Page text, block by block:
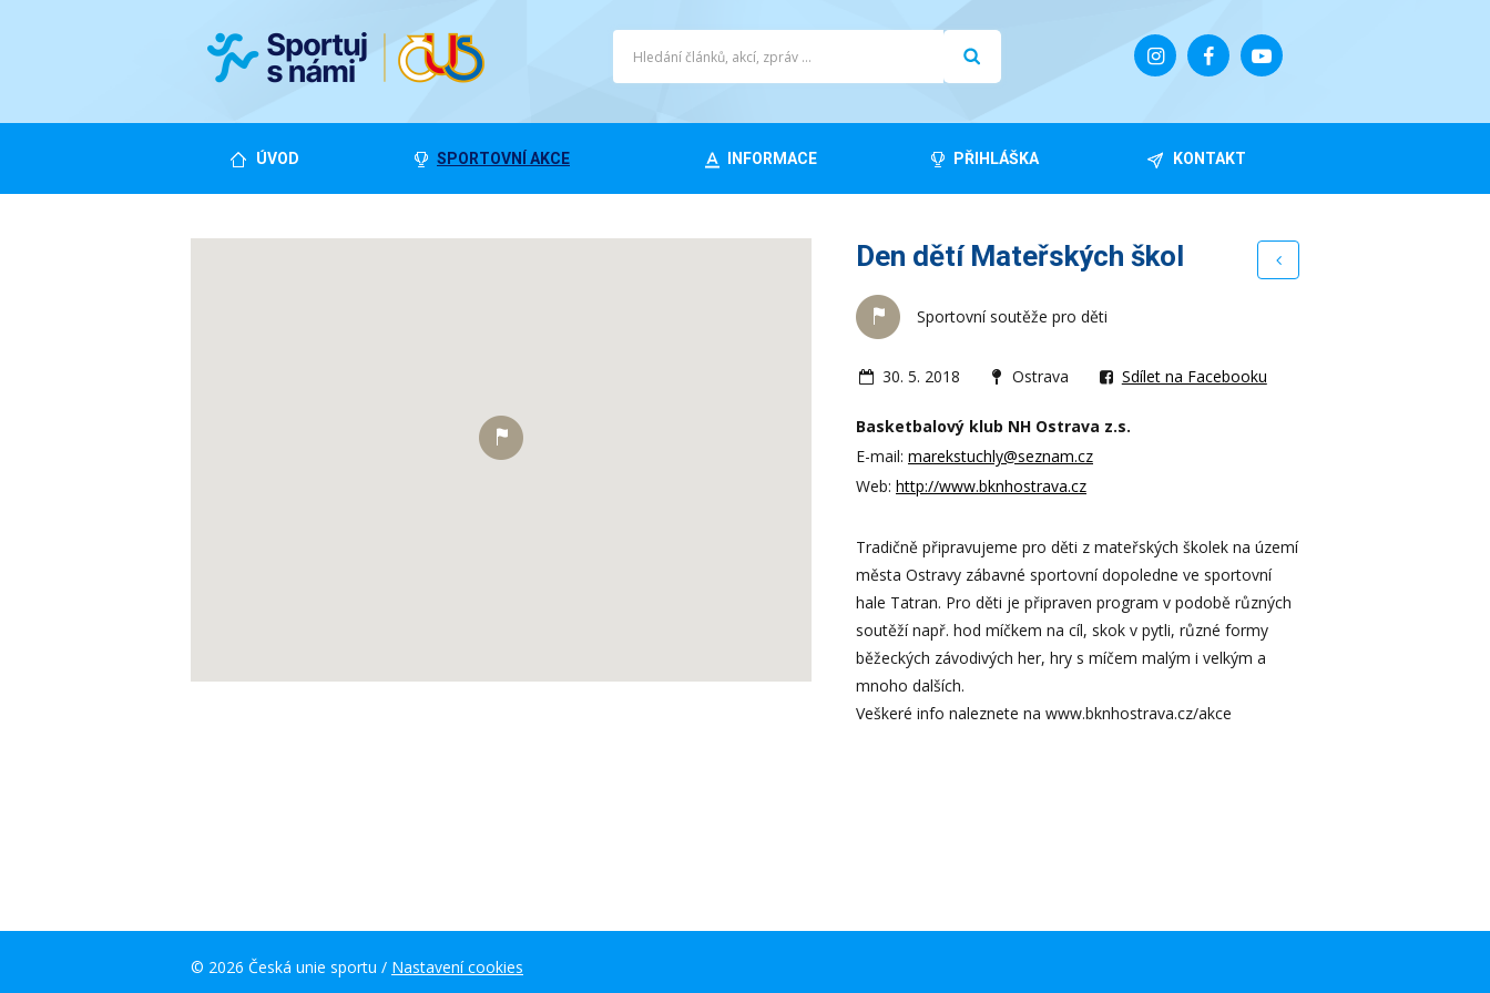
ÚVOD SPORTOVNÍ AKCE INFORMACE PŘIHLÁŠKA KONTAKT
Den dětí Mateřských škol
Sportovní soutěže pro děti
30. 5. 2018 Ostrava Sdílet na Facebooku
Basketbalový klub NH Ostrava z.s.
E-mail: marekstuchly@seznam.cz
Web: http://www.bknhostrava.cz
Tradičně připravujeme pro děti z mateřských školek na území
města Ostravy zábavné sportovní dopoledne ve sportovní
hale Tatran. Pro děti je připraven program v podobě různých
soutěží např. hod míčkem na cíl, skok v pytli, různé formy
běžeckých závodivých her, hry s míčem malým i velkým a
mnoho dalších.
Veškeré info naleznete na www.bknhostrava.cz/akce
© 2026 Česká unie sportu / Nastavení cookies